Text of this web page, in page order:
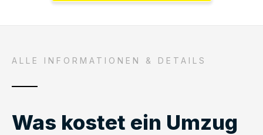
ALLE INFORMATIONEN & DETAILS
Was kostet ein Umzug